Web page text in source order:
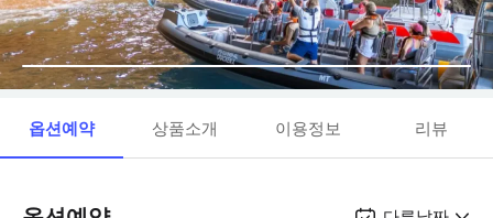
옵션예약 상품소개 이용정보 리뷰